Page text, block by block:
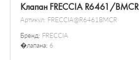
Клапан FRECCIA R6461/BMCR
Артикул: FRECCIA@R6461BMCR
Бренд: FRECCIA
�лапана: 6